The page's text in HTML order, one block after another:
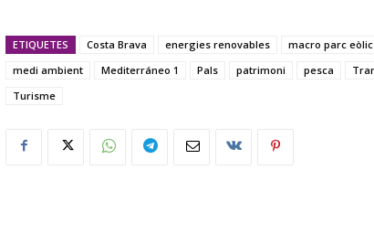
ETIQUETES Costa Brava energies renovables
macro parc
medi ambient
Mediterráneo 1 Pals patrimoni pesca
Turisme